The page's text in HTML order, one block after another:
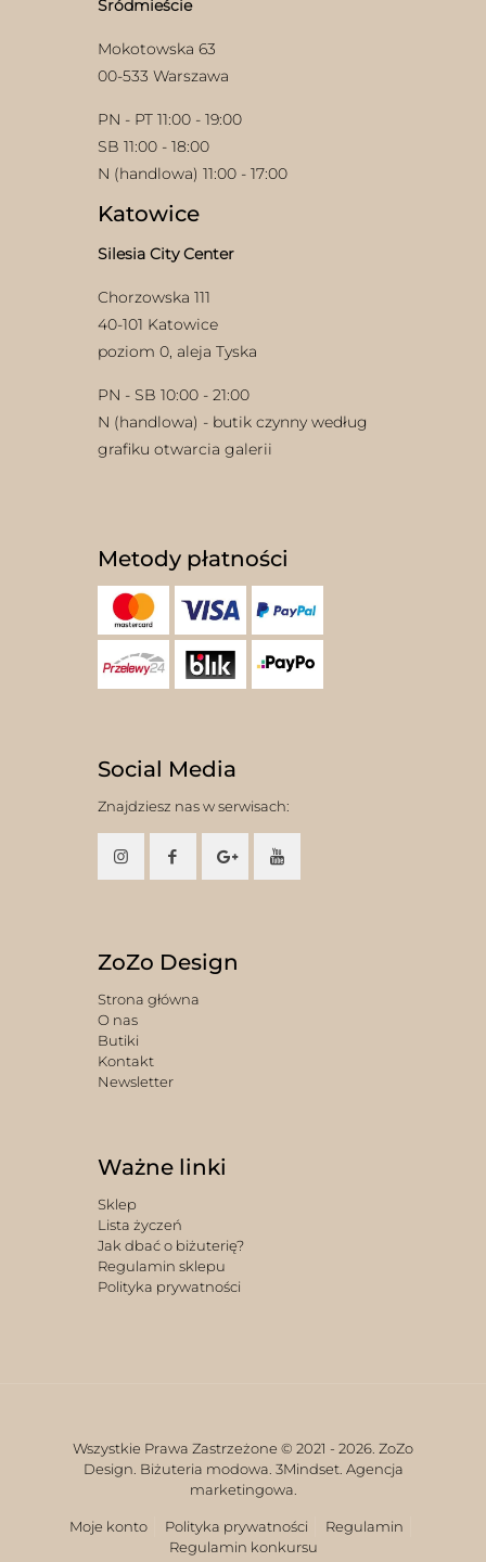
Śródmieście
Mokotowska 63
00-533 Warszawa
PN - PT 11:00 - 19:00
SB 11:00 - 18:00
N (handlowa) 11:00 - 17:00
Katowice
Silesia City Center
Chorzowska 111
40-101 Katowice
poziom 0, aleja Tyska
PN - SB 10:00 - 21:00
N (handlowa) - butik czynny według
grafiku otwarcia galerii
Metody płatności
Social Media
Znajdziesz nas w serwisach:
ZoZo Design
Strona główna
O nas
Butiki
Kontakt
Newsletter
Ważne linki
Sklep
Lista życzeń
Jak dbać o biżuterię?
Regulamin sklepu
Polityka prywatności
Wszystkie Prawa Zastrzeżone © 2021 - 2026. ZoZo
Design. Biżuteria modowa. 3Mindset. Agencja
marketingowa.
Moje konto Polityka prywatności
Regulamin
Regulamin konkursu